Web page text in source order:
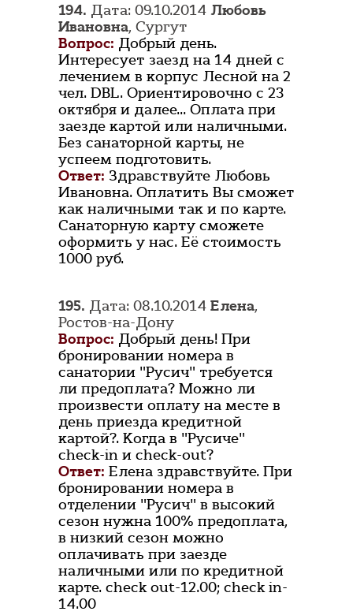
194. Дата: 09.10.2014 Любовь
Ивановна, Сургут
Вопрос: Добрый день.
Интересует заезд на 14 дней с
лечением в корпус Лесной на 2
чел. DBL. Ориентировочно с 23
октября и далее... Оплата при
заезде картой или наличными.
Без санаторной карты, не
успеем подготовить.
Ответ: Здравствуйте Любовь
Ивановна. Оплатить Вы сможет
как наличными так и по карте.
Санаторную карту сможете
оформить у нас. Её стоимость
1000 руб.
195. Дата: 08.10.2014 Елена,
Ростов-на-Дону
Вопрос: Добрый день! При
бронировании номера в
санатории "Русич" требуется
ли предоплата? Можно ли
произвести оплату на месте в
день приезда кредитной
картой?. Когда в "Русиче"
check-in и check-out?
Ответ: Елена здравствуйте. При
бронировании номера в
отделении "Русич" в высокий
сезон нужна 100% предоплата,
в низкий сезон можно
оплачивать при заезде
наличными или по кредитной
карте. check out-12.00; check in-
14.00